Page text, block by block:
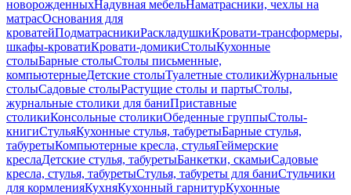
новорожденныхНадувная мебельНаматрасники, чехлы на
матрасОснования для
кроватейПодматрасникиРаскладушкиКровати-трансформеры,
шкафы-кроватиКровати-домикиСтолыКухонные
столыБарные столыСтолы письменные,
компьютерныеДетские столыТуалетные столикиЖурнальные
столыСадовые столыРастущие столы и партыСтолы,
журнальные столики для баниПриставные
столикиКонсольные столикиОбеденные группыСтолы-
книгиСтульяКухонные стулья, табуретыБарные стулья,
табуретыКомпьютерные кресла, стульяГеймерские
креслаДетские стулья, табуретыБанкетки, скамьиСадовые
кресла, стулья, табуретыСтулья, табуреты для баниСтульчики
для кормленияКухняКухонный гарнитурКухонные